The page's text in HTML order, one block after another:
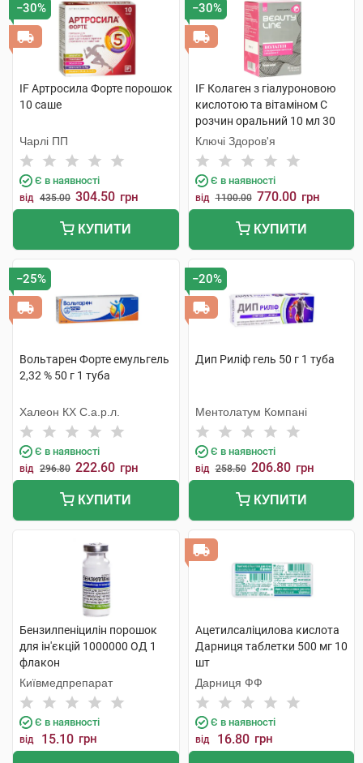
−30%
IF Артросила Форте порошок
10 саше
Чарлі ПП
Є в наявності
від 435.00 304.50 грн
КУПИТИ
−30%
IF Колаген з гіалуроновою
кислотою та вітаміном C
розчин оральний 10 мл 30
стіків
Ключі Здоров'я
Є в наявності
від 1100.00 770.00 грн
КУПИТИ
−25%
Вольтарен Форте емульгель
2,32 % 50 г 1 туба
Халеон КХ С.а.р.л.
Є в наявності
від 296.80 222.60 грн
КУПИТИ
−20%
Дип Риліф гель 50 г 1 туба
Ментолатум Компані
Є в наявності
від 258.50 206.80 грн
КУПИТИ
Бензилпеніцилін порошок
для ін'єкцій 1000000 ОД 1
флакон
Київмедпрепарат
Є в наявності
від 15.10 грн
Ацетилсаліцилова кислота
Дарниця таблетки 500 мг 10
шт
Дарниця ФФ
Є в наявності
від 16.80 грн